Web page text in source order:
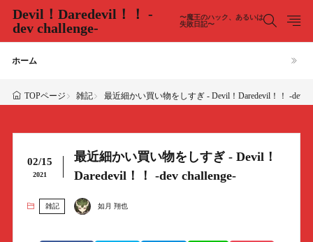
Devil！Daredevil！！ -
dev challenge-
〜魔王のハック、あるいは
失敗日記〜
ホーム
TOPページ 雑記 最近細かい買い物をしすぎ - Devil！Daredevil！！ -dev
02/15
2021
最近細かい買い物をしすぎ - Devil！
Daredevil！！ -dev challenge-
雑記 如月 翔也